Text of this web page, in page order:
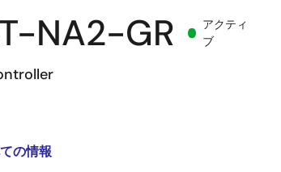
NA2-GR
アクティ
ブ
の情報